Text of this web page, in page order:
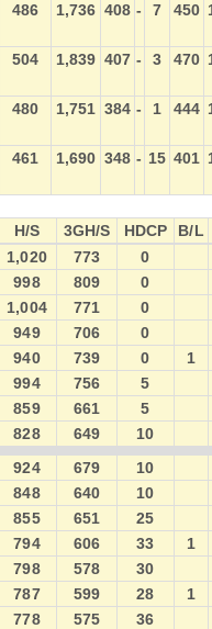
486 1,736 408 - 7 450
504 1,839 407 - 3 470
480 1,751 384 - 1 444
461 1,690 348 - 15 401
H/S 3GH/S HDCP B/L
H/S 3GH/S HDCP
1,020 773
0
998 809
0
1,004 771
0
949 706
0
940 739 0
1
994 756
5
859 661
5
828 649
10
924 679
10
848 640
10
855 651
25
794 606 33
1
798 578
30
787 599 28 1
778 575
36